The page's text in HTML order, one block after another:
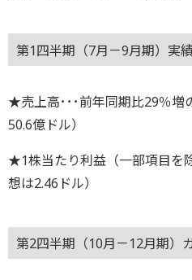
第1四半期（7月－9月期）実
★売上高･･･前年同期比29％増
50.6億ドル）
★1株当たり利益（一部項目を
想は2.46ドル）
第2四半期（10月－12月期）